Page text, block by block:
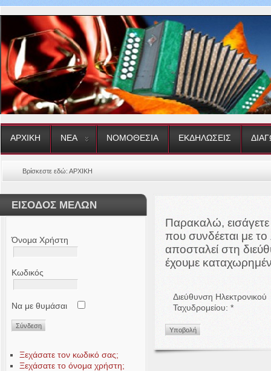
ΑΡΧΙΚΗ ΝΕΑ ΝΟΜΟΘΕΣΙΑ ΕΚΔΗΛΩΣΕΙΣ
Βρίσκεστε εδώ:ΑΡΧΙΚΗ
ΕΙΣΟΔΟΣ ΜΕΛΩΝ
Όνομα Χρήστη
Κωδικός
Να με θυμάσαι
Ξεχάσατε τον κωδικό σας;
Ξεχάσατε το όνομα χρήστη;
Παρακαλώ, εισάγετε
που συνδέεται με
αποσταλεί στη
έχουμε
Διεύθυνση Ηλεκτρονικού
Ταχυδρομείου: *
Υποβολή